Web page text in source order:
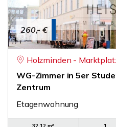
260,- €
Holzminden -
WG-Zimmer in 5er
Zentrum
Etagenwohnung